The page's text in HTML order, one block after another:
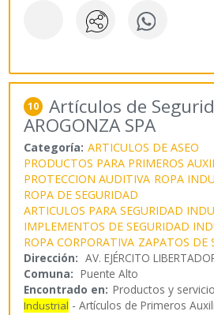
10 Artículos de
AROGONZA SPA
Categoría: ARTICULOS DE ASEO
PRODUCTOS PARA PRIMEROS
PROTECCION AUDITIVA ROPA
ROPA DE SEGURIDAD
ARTICULOS PARA SEGURIDAD
IMPLEMENTOS DE SEGURIDAD
ROPA CORPORATIVA ZAPATOS DE
Dirección: AV. EJÉRCITO
Comuna: Puente Alto
Encontrado en: Productos y
Industrial - Artículos de Primeros